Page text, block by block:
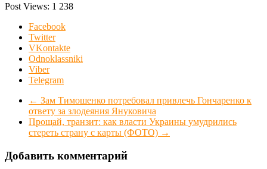
Post Views: 1 238
Facebook
Twitter
VKontakte
Odnoklassniki
Viber
Telegram
← Зам Тимошенко потребовал привлечь Гончаренко к
ответу за злодеяния Януковича
Прощай, транзит: как власти Украины умудрились
стереть страну с карты (ФОТО) →
Добавить комментарий